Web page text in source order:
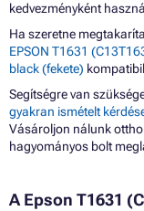
kedvezményként
Ha szeretne
EPSON T1631
black (fekete)
Segítségre van
gyakran ismételt
Vásároljon nálunk
hagyományos bolt
A Epson T1631